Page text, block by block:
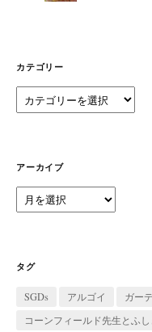
カテゴリー
テ
ー
アーカイブ
ー
ブ
タグ
SGDs アルゴイ ガー
コーンフィールド先生とふ